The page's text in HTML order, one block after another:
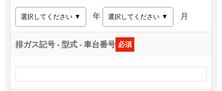
年 月
排ガス記号 - 型式 - 車台番号 必須